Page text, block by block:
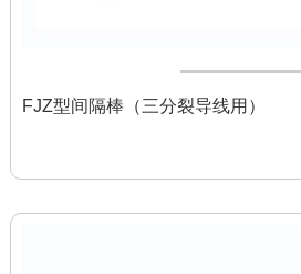
FJZ型间隔棒（三分裂导线用）